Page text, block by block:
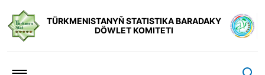
TÜRKMENISTANYŇ STATISTIKA BARADAKY
DÖWLET KOMITETI